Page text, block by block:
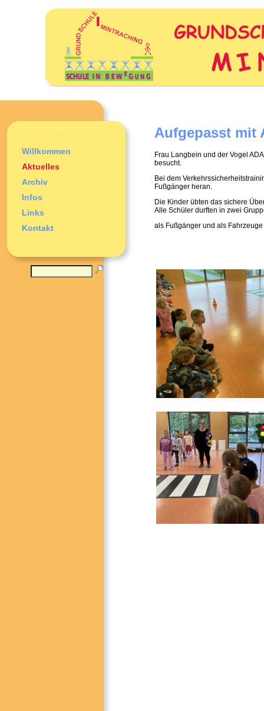
Willkommen
Aktuelles
Archiv
Infos
Links
Kontakt
Aufgepasst mit
Frau Langbein und der Vogel
besucht.
Bei dem
Fußgänger heran.
Die Kinder übten das sichere
Alle Schüler durften in zwei
als Fußgänger und als